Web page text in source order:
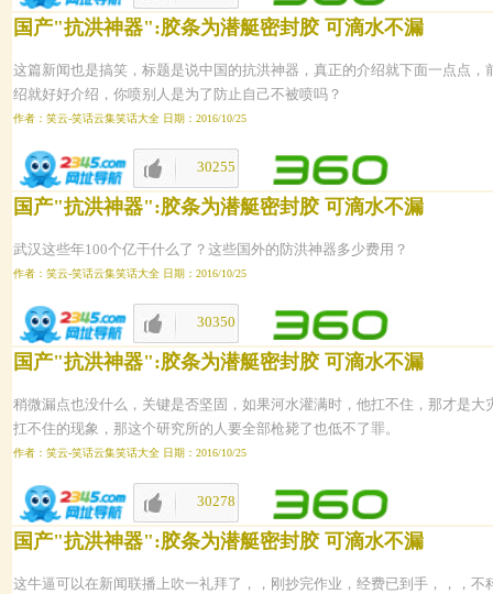
国产"抗洪神器":胶条为潜艇密封胶 可滴水不漏
这篇新闻也是搞笑，标题是说中国的抗洪神器，真正的介绍就下面一点点
绍就好好介绍，你喷别人是为了防止自己不被喷吗？
作者：笑云-笑话云集笑话大全 日期：2016/10/25
30255
国产"抗洪神器":胶条为潜艇密封胶 可滴水不漏
武汉这些年100个亿干什么了？这些国外的防洪神器多少费用？
作者：笑云-笑话云集笑话大全 日期：2016/10/25
30350
国产"抗洪神器":胶条为潜艇密封胶 可滴水不漏
稍微漏点也没什么，关键是否坚固，如果河水灌满时，他扛不住，那才是
扛不住的现象，那这个研究所的人要全部枪毙了也低不了罪。
作者：笑云-笑话云集笑话大全 日期：2016/10/25
30278
国产"抗洪神器":胶条为潜艇密封胶 可滴水不漏
这牛逼可以在新闻联播上吹一礼拜了，，刚抄完作业，经费已到手，，，